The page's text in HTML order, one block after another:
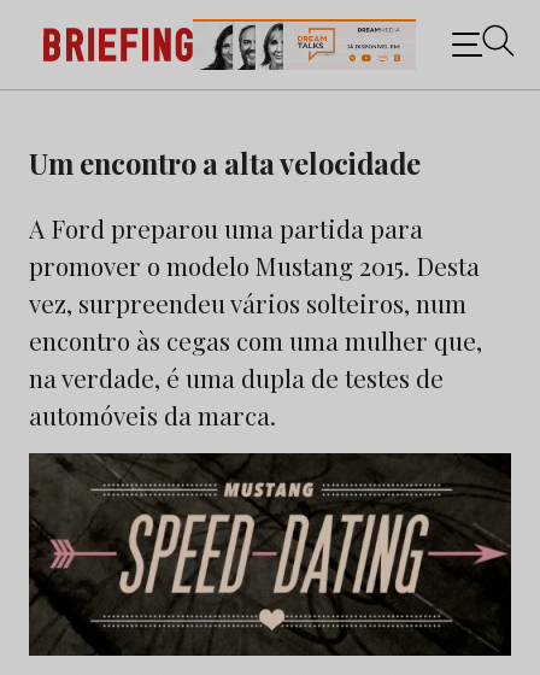
content
Briefing: Todas as notícias sobre os negócios do
Marketing e da Publicidade
Um encontro a alta velocidade
A Ford preparou uma partida para
promover o modelo Mustang 2015. Desta
vez, surpreendeu vários solteiros, num
encontro às cegas com uma mulher que,
na verdade, é uma dupla de testes de
automóveis da marca.